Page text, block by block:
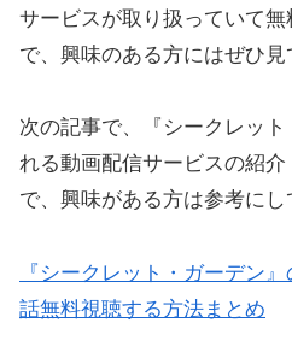
サービスが取り扱っていて
で、興味のある方にはぜひ見
次の記事で、『シークレッ
れる動画配信サービスの紹
で、興味がある方は参考にし
『シークレット・ガーデン
話無料視聴する方法まとめ